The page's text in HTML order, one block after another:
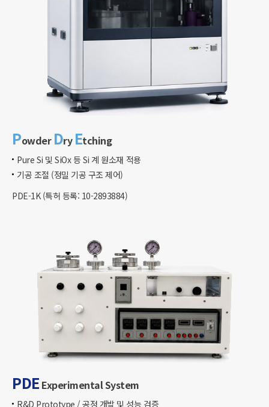
Powder Dry Etching
Pure Si 및 SiOx 등 Si 계 원소재 적용
기공 조절 (정밀 기공 구조 제어)​
PDE-1K (특허 등록: 10-2893884)​​
PDE Experimental System​
R&D Prototype / 공정 개발 및 성능 검증​